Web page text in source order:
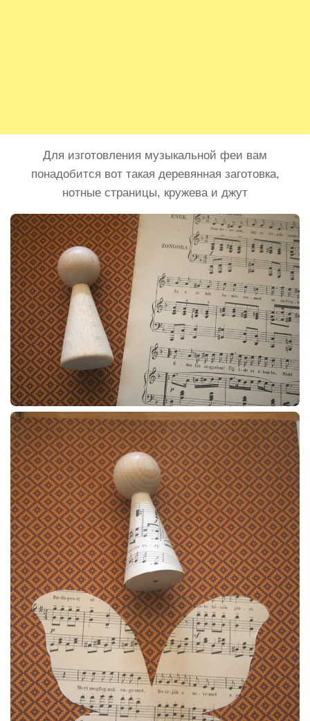
Для изготовления музыкальной феи вам
понадобится вот такая деревянная заготовка,
нотные страницы, кружева и джут